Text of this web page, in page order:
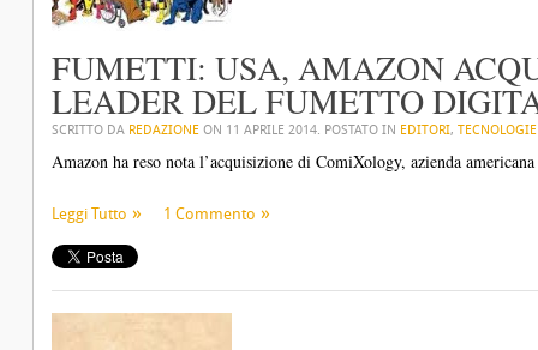
FUMETTI: USA, AMAZON
LEADER DEL FUMETTO
SCRITTO DA REDAZIONE ON 11 APRILE 2014. POSTATO IN EDITORI, TECNOLOGIE
Amazon ha reso nota l’acquisizione di ComiXology, azienda
Leggi Tutto 1 Commento